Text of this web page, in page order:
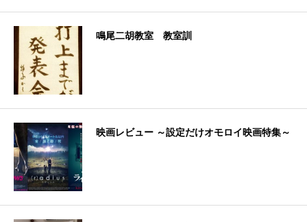
鳴尾二胡教室 教室訓
映画レビュー ～設定だけオモロイ映画特集～